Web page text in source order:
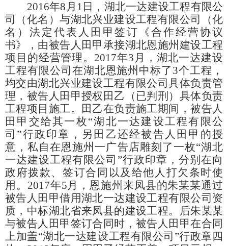
2016年8月1日，湖北一达建设工程有限公
司（化名）与湖北兴业建设工程有限公司（化
名）法定代表人田甲签订《合作经营协议
书》，由被告人田甲承接湖北恩施州建设工程
项目的经营管理。2017年3月，湖北一达建设
工程有限公司在湖北恩施州中标了3个工程，
均交由湖北兴业建设工程有限公司具体负责管
理，被告人田甲授权田乙（已判刑）具体负责
工程项目施工。田乙在负责施工期间，被告人
田甲交给其一枚“湖北一达建设工程有限公
司”行政印章，另田乙还经被告人田甲的授
意，私自在恩施州一广告店雕刻了一枚“湖北
一达建设工程有限公司”行政印章，分别在向
政府拨款、签订合同以及给他人打欠条时使
用。2017年5月，恩施州来凤县的朱某某通过
被告人田甲借用湖北一达建设工程有限公司资
质，中标湖北省来凤县的建设工程。后朱某某
与被告人田甲签订合同时，被告人田甲在合同
上加盖“湖北一达建设工程有限公司”行政章四